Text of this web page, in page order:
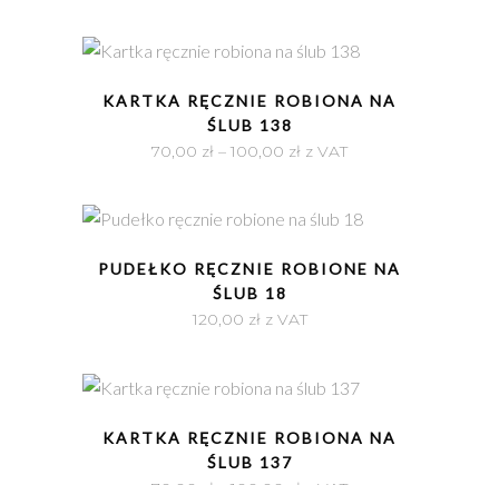
KARTKA RĘCZNIE ROBIONA NA
ŚLUB 138
70,00 zł – 100,00 złZakres
do
z VAT
PUDEŁKO RĘCZNIE ROBIONE NA
ŚLUB 18
120,00 zł z VAT
KARTKA RĘCZNIE ROBIONA NA
ŚLUB 137